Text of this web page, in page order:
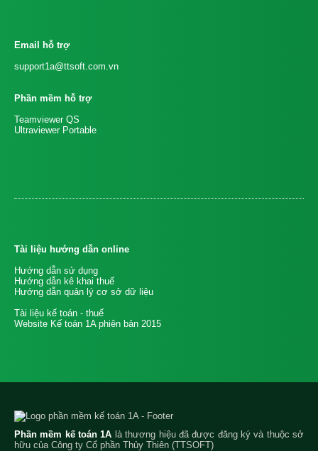
Email hỗ trợ
support1a@ttsoft.com.vn
Phần mềm hỗ trợ
Teamviewer QS
Ultraviewer Portable
Tài liệu hướng dẫn online
Hướng dẫn sử dụng
Hướng dẫn kê khai thuế
Hướng dẫn quản lý cơ sở dữ liệu
Tài liệu kế toán - thuế
Website Kế toán 1A phiên bản 2015
Phần mềm kế toán 1A là thương hiệu đã được đăng ký và thuộc sở
hữu của Công ty Cổ phần Thủy Thiên (TTSOFT)